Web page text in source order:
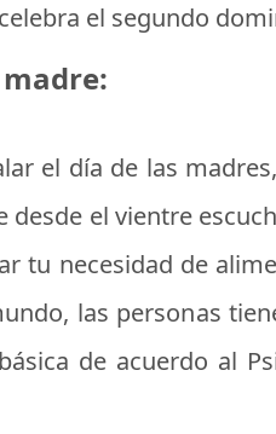
el segundo
el día de las madres
el vientre
tu necesidad de
las personas
de acuerdo al